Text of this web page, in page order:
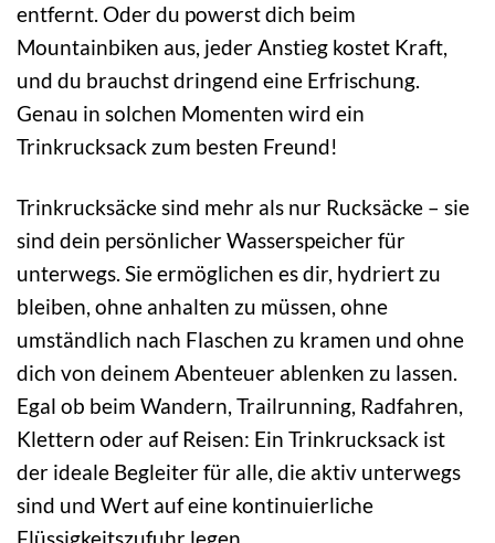
entfernt. Oder du powerst dich beim
Mountainbiken aus, jeder Anstieg kostet Kraft,
und du brauchst dringend eine Erfrischung.
Genau in solchen Momenten wird ein
Trinkrucksack zum besten Freund!
Trinkrucksäcke sind mehr als nur Rucksäcke – sie
sind dein persönlicher Wasserspeicher für
unterwegs. Sie ermöglichen es dir, hydriert zu
bleiben, ohne anhalten zu müssen, ohne
umständlich nach Flaschen zu kramen und ohne
dich von deinem Abenteuer ablenken zu lassen.
Egal ob beim Wandern, Trailrunning, Radfahren,
Klettern oder auf Reisen: Ein Trinkrucksack ist
der ideale Begleiter für alle, die aktiv unterwegs
sind und Wert auf eine kontinuierliche